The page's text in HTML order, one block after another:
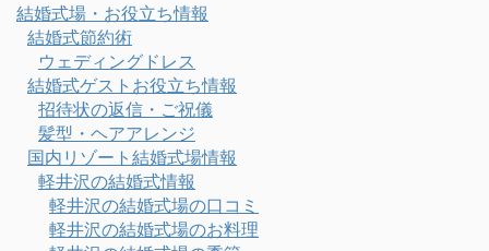
結婚式場・お役立ち情報
結婚式節約術
ウェディングドレス
結婚式ゲストお役立ち情報
招待状の返信・ご祝儀
髪型・ヘアアレンジ
国内リゾート結婚式場情報
軽井沢の結婚式情報
軽井沢の結婚式場の口コミ
軽井沢の結婚式場のお料理